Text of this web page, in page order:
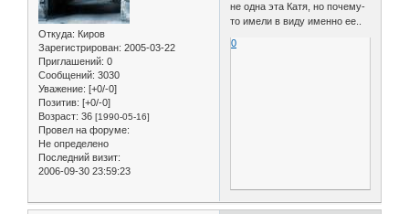
Откуда: Киров
Зарегистрирован: 2005-03-22
Приглашений: 0
Сообщений: 3030
Уважение: [+0/-0]
Позитив: [+0/-0]
Возраст: 36 [1990-05-16]
Провел на форуме:
Не определено
Последний визит:
2006-09-30 23:59:23
не одна эта Катя, но почему-
то имели в виду именно ее..
0